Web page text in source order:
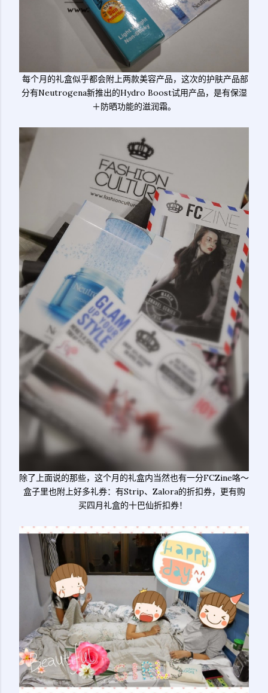
每个月的礼盒似乎都会附上两款美容产品，这次的护肤产品部
分有Neutrogena新推出的Hydro Boost试用产品，是有保湿
＋防晒功能的滋润霜。
除了上面说的那些，这个月的礼盒内当然也有一分FCZine咯～
盒子里也附上好多礼券：有Strip、Zalora的折扣券，更有购
买四月礼盒的十巴仙折扣券！